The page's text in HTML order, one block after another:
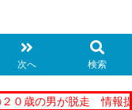
次へ 検索
歳の男が脱走 情報提供